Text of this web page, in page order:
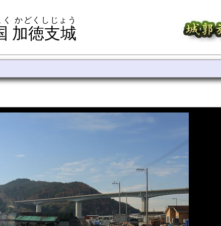
加徳支城
く かどくしじょう